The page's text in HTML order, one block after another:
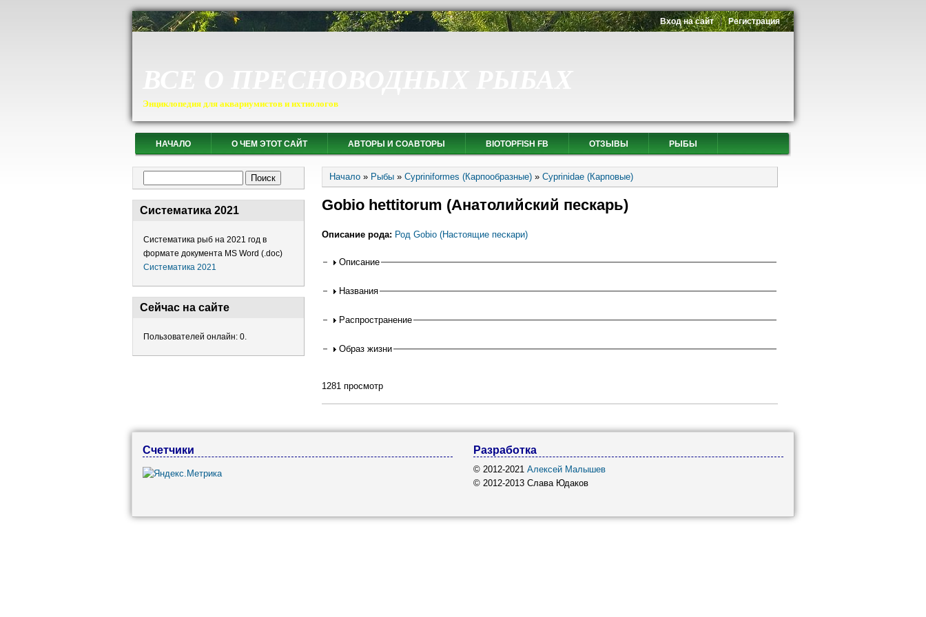
Энциклопедия для аквариумистов и ихтиологов
Вход на сайт Регистрация
НАЧАЛО О ЧЕМ ЭТОТ САЙТ АВТОРЫ И СОАВТОРЫ BIOTOPFISH FB ОТЗЫВЫ РЫБЫ
Систематика 2021
Систематика рыб на 2021 год в
формате документа MS Word (.doc)
Систематика 2021
Сейчас на сайте
Пользователей онлайн: 0.
Вы здесь
Начало » Рыбы » Cypriniformes (Карпообразные) » Cyprinidae (Карповые)
Gobio hettitorum (Анатолийский пескарь)
Описание рода: Род Gobio (Настоящие пескари)
Горизонтальные вкладки
Описание
Названия
Распространение
Образ жизни
1281 просмотр
Счетчики Разработка
© 2012-2021 Алексей Малышев
© 2012-2013 Слава Юдаков